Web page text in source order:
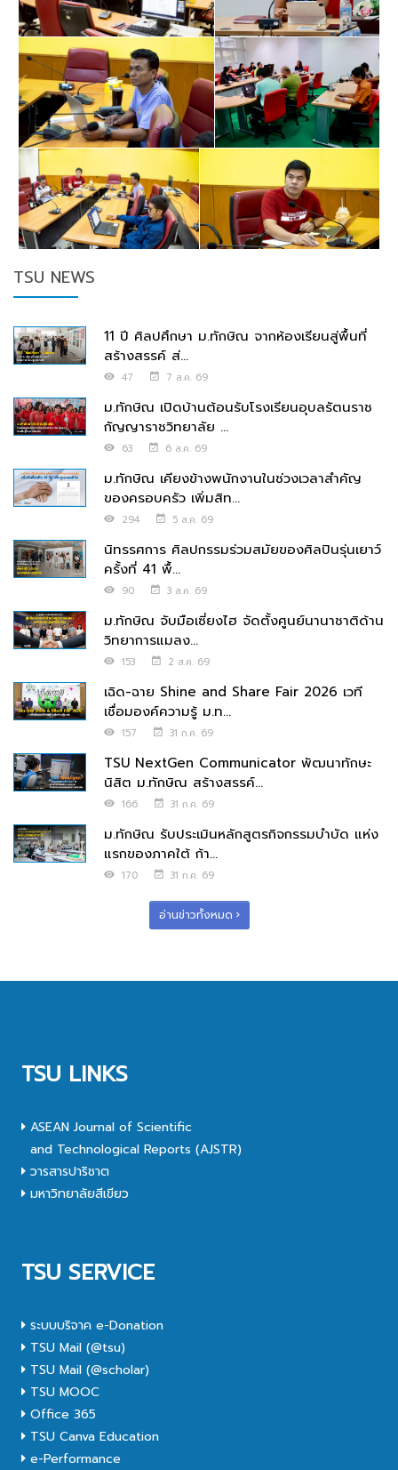
TSU NEWS
11 ปี ศิลปศึกษา ม.ทักษิณ จากห้องเรียนสู่พื้นที่
สร้างสรรค์ ส่...
47 7 ส.ค. 69
ม.ทักษิณ เปิดบ้านต้อนรับโรงเรียนอุบลรัตนราช
กัญญาราชวิทยาลัย ...
63 6 ส.ค. 69
ม.ทักษิณ เคียงข้างพนักงานในช่วงเวลาสำคัญ
ของครอบครัว เพิ่มสิท...
294 5 ส.ค. 69
นิทรรศการ ศิลปกรรมร่วมสมัยของศิลปินรุ่นเยาว์
ครั้งที่ 41 พื้...
90 3 ส.ค. 69
ม.ทักษิณ จับมือเซี่ยงไฮ จัดตั้งศูนย์นานาชาติด้าน
วิทยาการแมลง...
153 2 ส.ค. 69
เฉิด-ฉาย Shine and Share Fair 2026 เวที
เชื่อมองค์ความรู้ ม.ท...
157 31 ก.ค. 69
TSU NextGen Communicator พัฒนาทักษะ
นิสิต ม.ทักษิณ สร้างสรรค์...
166 31 ก.ค. 69
ม.ทักษิณ รับประเมินหลักสูตรกิจกรรมบำบัด แห่ง
แรกของภาคใต้ ก้า...
170 31 ก.ค. 69
อ่านข่าวทั้งหมด
TSU LINKS
ASEAN Journal of Scientific
and Technological Reports (AJSTR)
วารสารปาริชาต
มหาวิทยาลัยสีเขียว
TSU SERVICE
ระบบบริจาค e-Donation
TSU Mail (@tsu)
TSU Mail (@scholar)
TSU MOOC
Office 365
TSU Canva Education
e-Performance